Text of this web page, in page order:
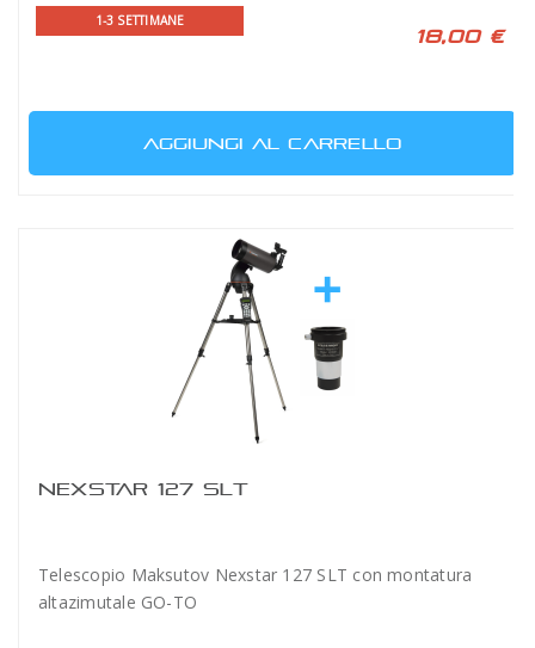
1-3 SETTIMANE
18,00 €
AGGIUNGI AL CARRELLO
NEXSTAR 127 SLT
Telescopio Maksutov Nexstar 127 SLT con montatura
altazimutale GO-TO